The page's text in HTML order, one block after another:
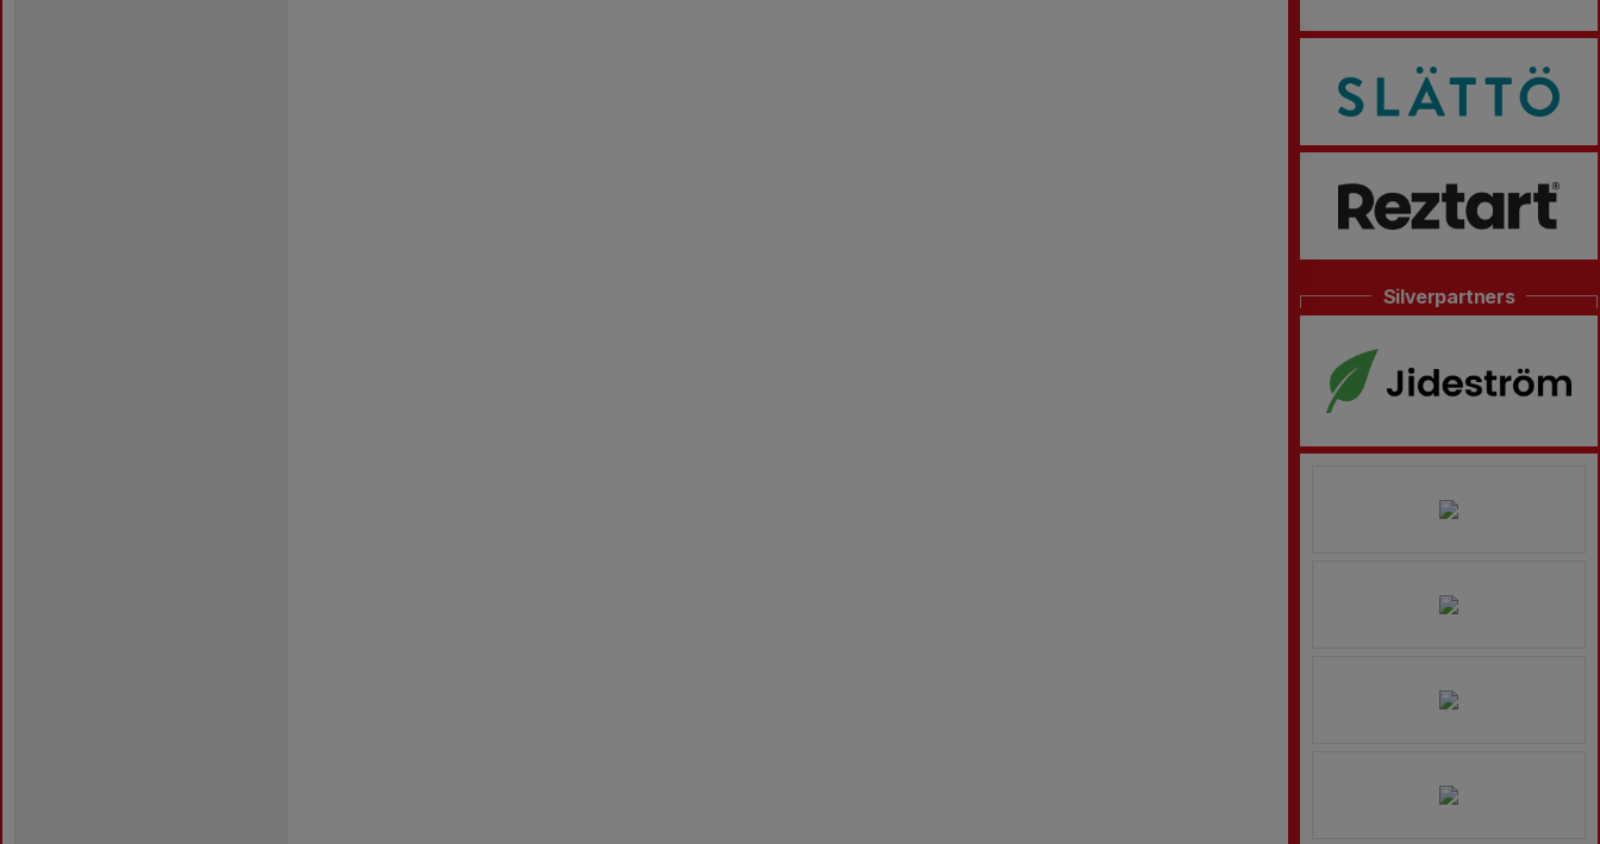
Silverpartners